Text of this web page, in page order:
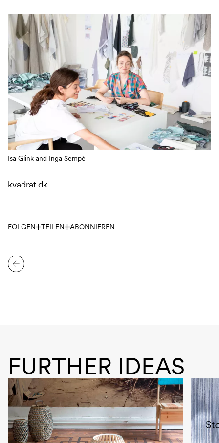
Isa Glink and Inga Sempé
kvadrat.dk
FOLGEN TEILEN ABONNIEREN
FURTHER IDEAS